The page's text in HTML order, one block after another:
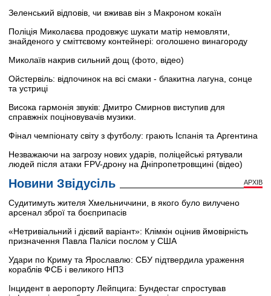
Зеленський відповів, чи вживав він з Макроном кокаїн
Поліція Миколаєва продовжує шукати матір немовляти,
знайденого у сміттєвому контейнері: оголошено винагороду
Миколаїв накрив сильний дощ (фото, відео)
Ойстервіль: відпочинок на всі смаки - блакитна лагуна, сонце
та устриці
Висока гармонія звуків: Дмитро Смирнов виступив для
справжніх поціновувачів музики.
Фінал чемпіонату світу з футболу: грають Іспанія та Аргентина
Незважаючи на загрозу нових ударів, поліцейські рятували
людей після атаки FPV-дрону на Дніпропетровщині (відео)
Новини Звідусіль АРХІВ
Судитимуть жителя Хмельниччини, в якого було вилучено
арсенал зброї та боєприпасів
«Нетривіальний і дієвий варіант»: Клімкін оцінив ймовірність
призначення Павла Паліси послом у США
Удари по Криму та Ярославлю: СБУ підтвердила ураження
кораблів ФСБ і великого НПЗ
Інцидент в аеропорту Лейпцига: Бундестаг спростував